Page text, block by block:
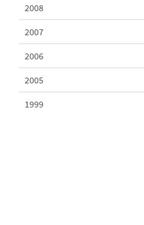
2008
2007
2006
2005
1999